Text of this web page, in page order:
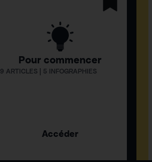
Pour commencer
9 ARTICLES | 5 INFOGRAPHIES
Accéder